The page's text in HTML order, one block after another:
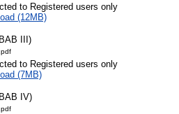
to Registered users only
(12MB)
III)
to Registered users only
(7MB)
IV)